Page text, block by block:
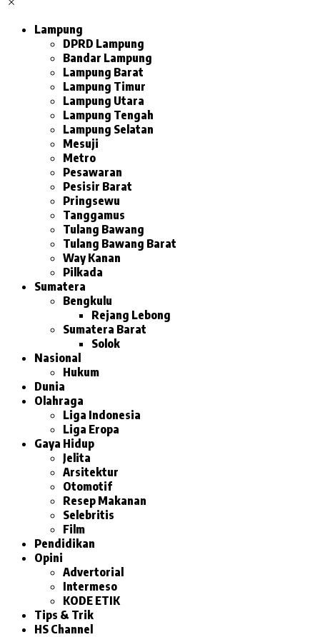
Lampung
DPRD Lampung
Bandar Lampung
Lampung Barat
Lampung Timur
Lampung Utara
Lampung Tengah
Lampung Selatan
Mesuji
Metro
Pesawaran
Pesisir Barat
Pringsewu
Tanggamus
Tulang Bawang
Tulang Bawang Barat
Way Kanan
Pilkada
Sumatera
Bengkulu
Rejang Lebong
Sumatera Barat
Solok
Nasional
Hukum
Dunia
Olahraga
Liga Indonesia
Liga Eropa
Gaya Hidup
Jelita
Arsitektur
Otomotif
Resep Makanan
Selebritis
Film
Pendidikan
Opini
Advertorial
Intermeso
KODE ETIK
Tips & Trik
HS Channel